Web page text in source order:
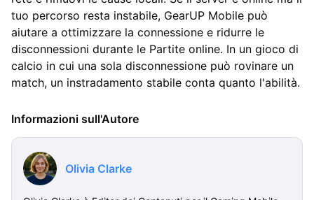
tuo percorso resta instabile, GearUP Mobile può
aiutare a ottimizzare la connessione e ridurre le
disconnessioni durante le Partite online. In un gioco di
calcio in cui una sola disconnessione può rovinare un
match, un instradamento stabile conta quanto l'abilità.
Informazioni sull'Autore
Olivia Clarke